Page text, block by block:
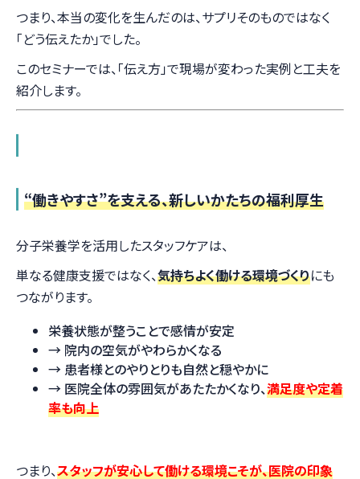
つまり、本当の変化を生んだのは、サプリそのものではなく
「どう伝えたか」でした。
このセミナーでは、「伝え方」で現場が変わった実例と工夫を
紹介します。
“働きやすさ”を支える、新しいかたちの福利厚生
分子栄養学を活用したスタッフケアは、
単なる健康支援ではなく、気持ちよく働ける環境づくりにも
つながります。
栄養状態が整うことで感情が安定
→ 院内の空気がやわらかくなる
→ 患者様とのやりとりも自然と穏やかに
→ 医院全体の雰囲気があたたかくなり、満足度や定着
率も向上
つまり、スタッフが安心して働ける環境こそが、医院の印象